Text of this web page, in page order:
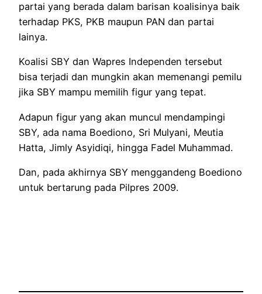
partai yang berada dalam barisan koalisinya baik
terhadap PKS, PKB maupun PAN dan partai
lainya.
Koalisi SBY dan Wapres Independen tersebut
bisa terjadi dan mungkin akan memenangi pemilu
jika SBY mampu memilih figur yang tepat.
Adapun figur yang akan muncul mendampingi
SBY, ada nama Boediono, Sri Mulyani, Meutia
Hatta, Jimly Asyidiqi, hingga Fadel Muhammad.
Dan, pada akhirnya SBY menggandeng Boediono
untuk bertarung pada Pilpres 2009.